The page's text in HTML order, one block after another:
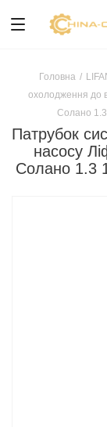
Головна /
охолодження до
Солано
Патрубок
насосу
Солано 1.3